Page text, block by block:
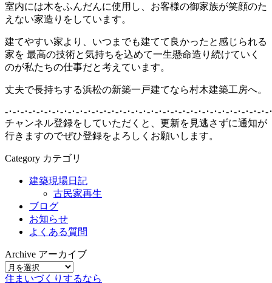
室内には木をふんだんに使用し、お客様の御家族が笑顔のた
えない家造りをしています。
建てやすい家より、いつまでも建てて良かったと感じられる
家を 最高の技術と気持ちを込めて一生懸命造り続けていく
のが私たちの仕事だと考えています。
丈夫で長持ちする浜松の新築一戸建てなら村木建築工房へ。
-･-･-･-･-･-･-･-･-･-･-･-･-･-･-･-･-･-･-･-･-･-･-･-･-･-･-･-･-･-･-･-･-･-
チャンネル登録をしていただくと、更新を見逃さずに通知が
行きますのでぜひ登録をよろしくお願いします。
Category カテゴリ
建築現場日記
古民家再生
ブログ
お知らせ
よくある質問
Archive アーカイブ
住まいづくりするなら